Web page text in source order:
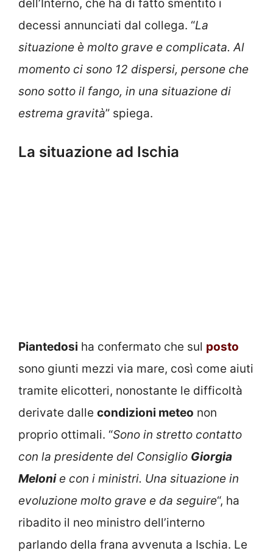
dell’Interno, che ha di fatto smentito i
decessi annunciati dal collega. “La
situazione è molto grave e complicata. Al
momento ci sono 12 dispersi, persone che
sono sotto il fango, in una situazione di
estrema gravità” spiega.
La situazione ad Ischia
Piantedosi ha confermato che sul posto
sono giunti mezzi via mare, così come aiuti
tramite elicotteri, nonostante le difficoltà
derivate dalle condizioni meteo non
proprio ottimali. “Sono in stretto contatto
con la presidente del Consiglio Giorgia
Melonie con i ministri. Una situazione in
evoluzione molto grave e da seguire“, ha
ribadito il neo ministro dell’interno
parlando della frana avvenuta a Ischia. Le